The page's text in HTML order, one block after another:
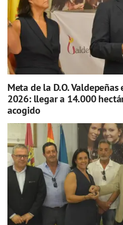
Meta de la D.O.
2026: llegar a 14.000
acogido